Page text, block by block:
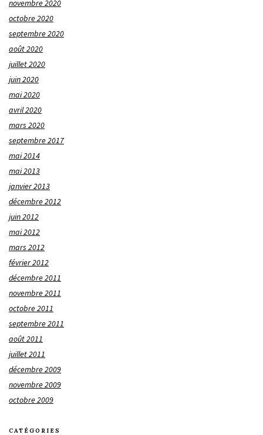
novembre 2020
octobre 2020
septembre 2020
août 2020
juillet 2020
juin 2020
mai 2020
avril 2020
mars 2020
septembre 2017
mai 2014
mai 2013
janvier 2013
décembre 2012
juin 2012
mai 2012
mars 2012
février 2012
décembre 2011
novembre 2011
octobre 2011
septembre 2011
août 2011
juillet 2011
décembre 2009
novembre 2009
octobre 2009
CATÉGORIES